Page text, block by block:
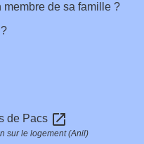
membre de sa famille ?
de Pacs open_in_new
sur le logement (Anil)